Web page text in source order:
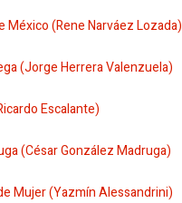
México (Rene Narváez Lozada)
(Jorge Herrera Valenzuela)
Escalante)
(César González Madruga)
Mujer (Yazmín Alessandrini)